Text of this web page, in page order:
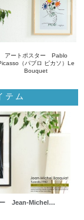
アートポスター Pablo
（パブロ ピカソ）Le
Bouquet
テム
ー Jean-Michel…